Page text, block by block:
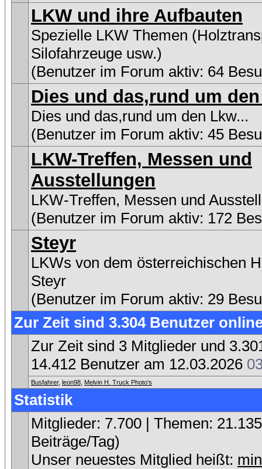
LKW und ihre Aufbauten
Spezielle LKW Themen
Silofahrzeuge usw.)
(Benutzer im Forum aktiv: 64
Dies und das,rund um
Dies und das,rund um den Lkw...
(Benutzer im Forum aktiv: 45
LKW-Treffen, Messen und
Ausstellungen
LKW-Treffen, Messen und
(Benutzer im Forum aktiv: 172
Steyr
LKWs von dem österreichischen
Steyr
(Benutzer im Forum aktiv: 29
Zur Zeit sind 3.304 Benutzer
Zur Zeit sind 3 Mitglieder und
14.412 Benutzer am 12.03.2026
Busfahrer, leon98 Melvin H. Truck Photo's
Statistik
Mitglieder: 7.700 | Themen:
Beiträge/Tag)
Unser neuestes Mitglied heißt: